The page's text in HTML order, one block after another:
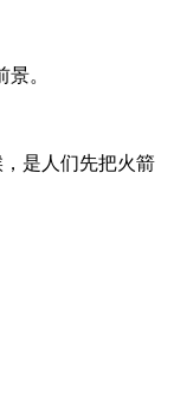
。
是人们先把火箭